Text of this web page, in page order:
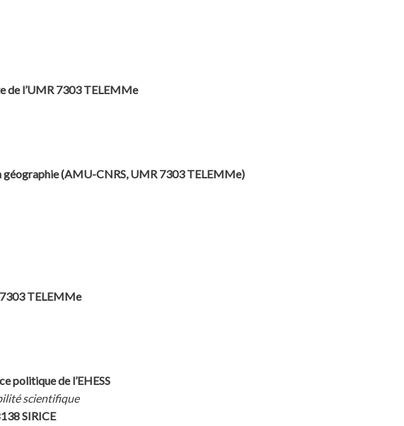
de l’UMR 7303 TELEMMe
(AMU-CNRS, UMR 7303 TELEMMe)
TELEMMe
politique de l’EHESS
scientifique
SIRICE